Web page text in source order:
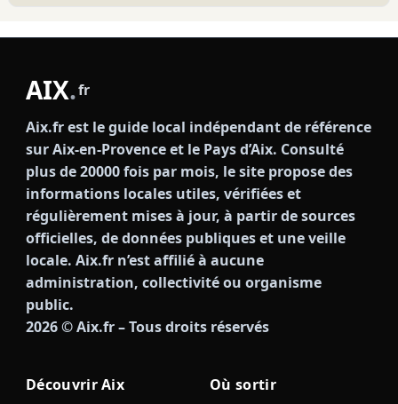
AIX.fr
Aix.fr est le guide local indépendant de référence
sur Aix-en-Provence et le Pays d’Aix. Consulté
plus de 20000 fois par mois, le site propose des
informations locales utiles, vérifiées et
régulièrement mises à jour, à partir de sources
officielles, de données publiques et une veille
locale. Aix.fr n’est affilié à aucune
administration, collectivité ou organisme
public.
2026© Aix.fr – Tous droits réservés
Découvrir Aix
Où sortir